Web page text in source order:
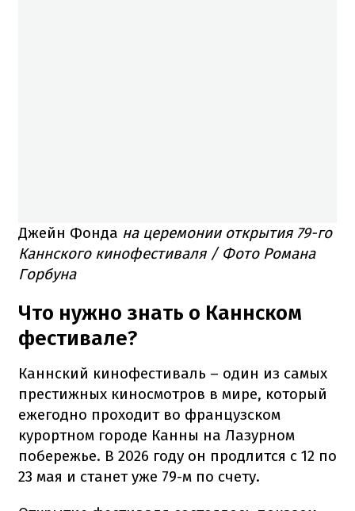
Джейн Фонда на церемонии открытия 79-го
Каннского кинофестиваля / Фото Романа
Горбуна
Что нужно знать о Каннском
фестивале?
Каннский кинофестиваль – один из самых
престижных киносмотров в мире, который
ежегодно проходит во французском
курортном городе Канны на Лазурном
побережье. В 2026 году он продлится с 12 по
23 мая и станет уже 79-м по счету.